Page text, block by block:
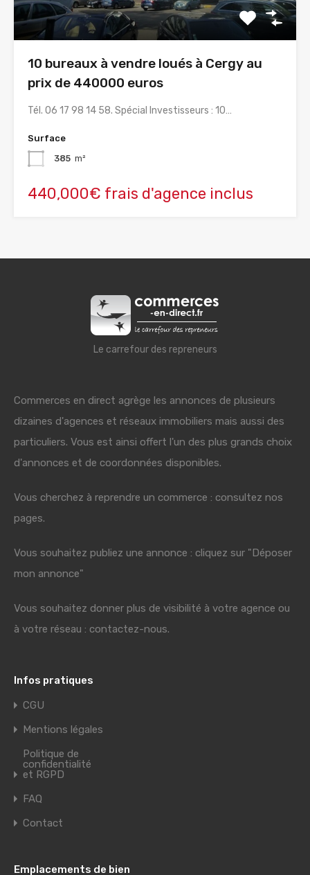
10 bureaux à vendre loués à Cergy au
prix de 440000 euros
Tél. 06 17 98 14 58. Spécial Investisseurs : 10…
Surface
385 m²
440,000€ frais d'agence inclus
Le carrefour des repreneurs
Commerces en direct agrège les annonces de plusieurs
dizaines d'agences et réseaux immobiliers mais aussi des
particuliers. Vous est ainsi offert l'un des plus grands choix
d'annonces et de coordonnées disponibles.
Vous cherchez à reprendre un commerce : consultez nos
pages.
Vous souhaitez publiez une annonce : cliquez sur "Déposer
mon annonce"
Vous souhaitez donner plus de visibilité à votre agence ou
à votre réseau : contactez-nous.
Infos pratiques
CGU
Mentions légales
Politique de
confidentialité
et RGPD
FAQ
Contact
Emplacements de bien